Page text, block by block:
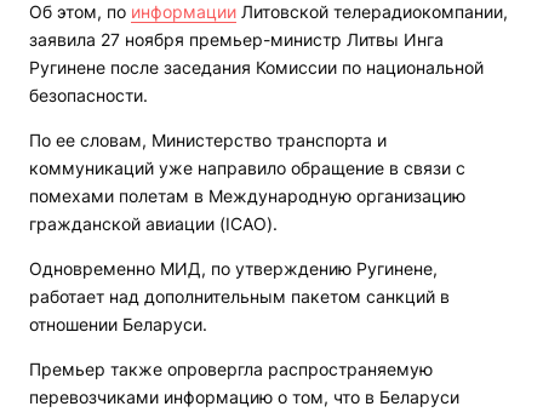
Об этом, по информации Литовской телерадиокомпании,
заявила 27 ноября премьер-министр Литвы Инга
Ругинене после заседания Комиссии по национальной
безопасности.
По ее словам, Министерство транспорта и
коммуникаций уже направило обращение в связи с
помехами полетам в Международную организацию
гражданской авиации (ICAO).
Одновременно МИД, по утверждению Ругинене,
работает над дополнительным пакетом санкций в
отношении Беларуси.
Премьер также опровергла распространяемую
перевозчиками информацию о том, что в Беларуси